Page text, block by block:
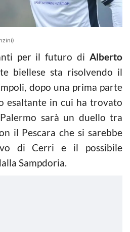
per il futuro di Alberto
biellese sta risolvendo il
dopo una prima parte
esaltante in cui ha trovato
Palermo sarà un duello tra
il Pescara che si sarebbe
di Cerri e il possibile
Sampdoria.